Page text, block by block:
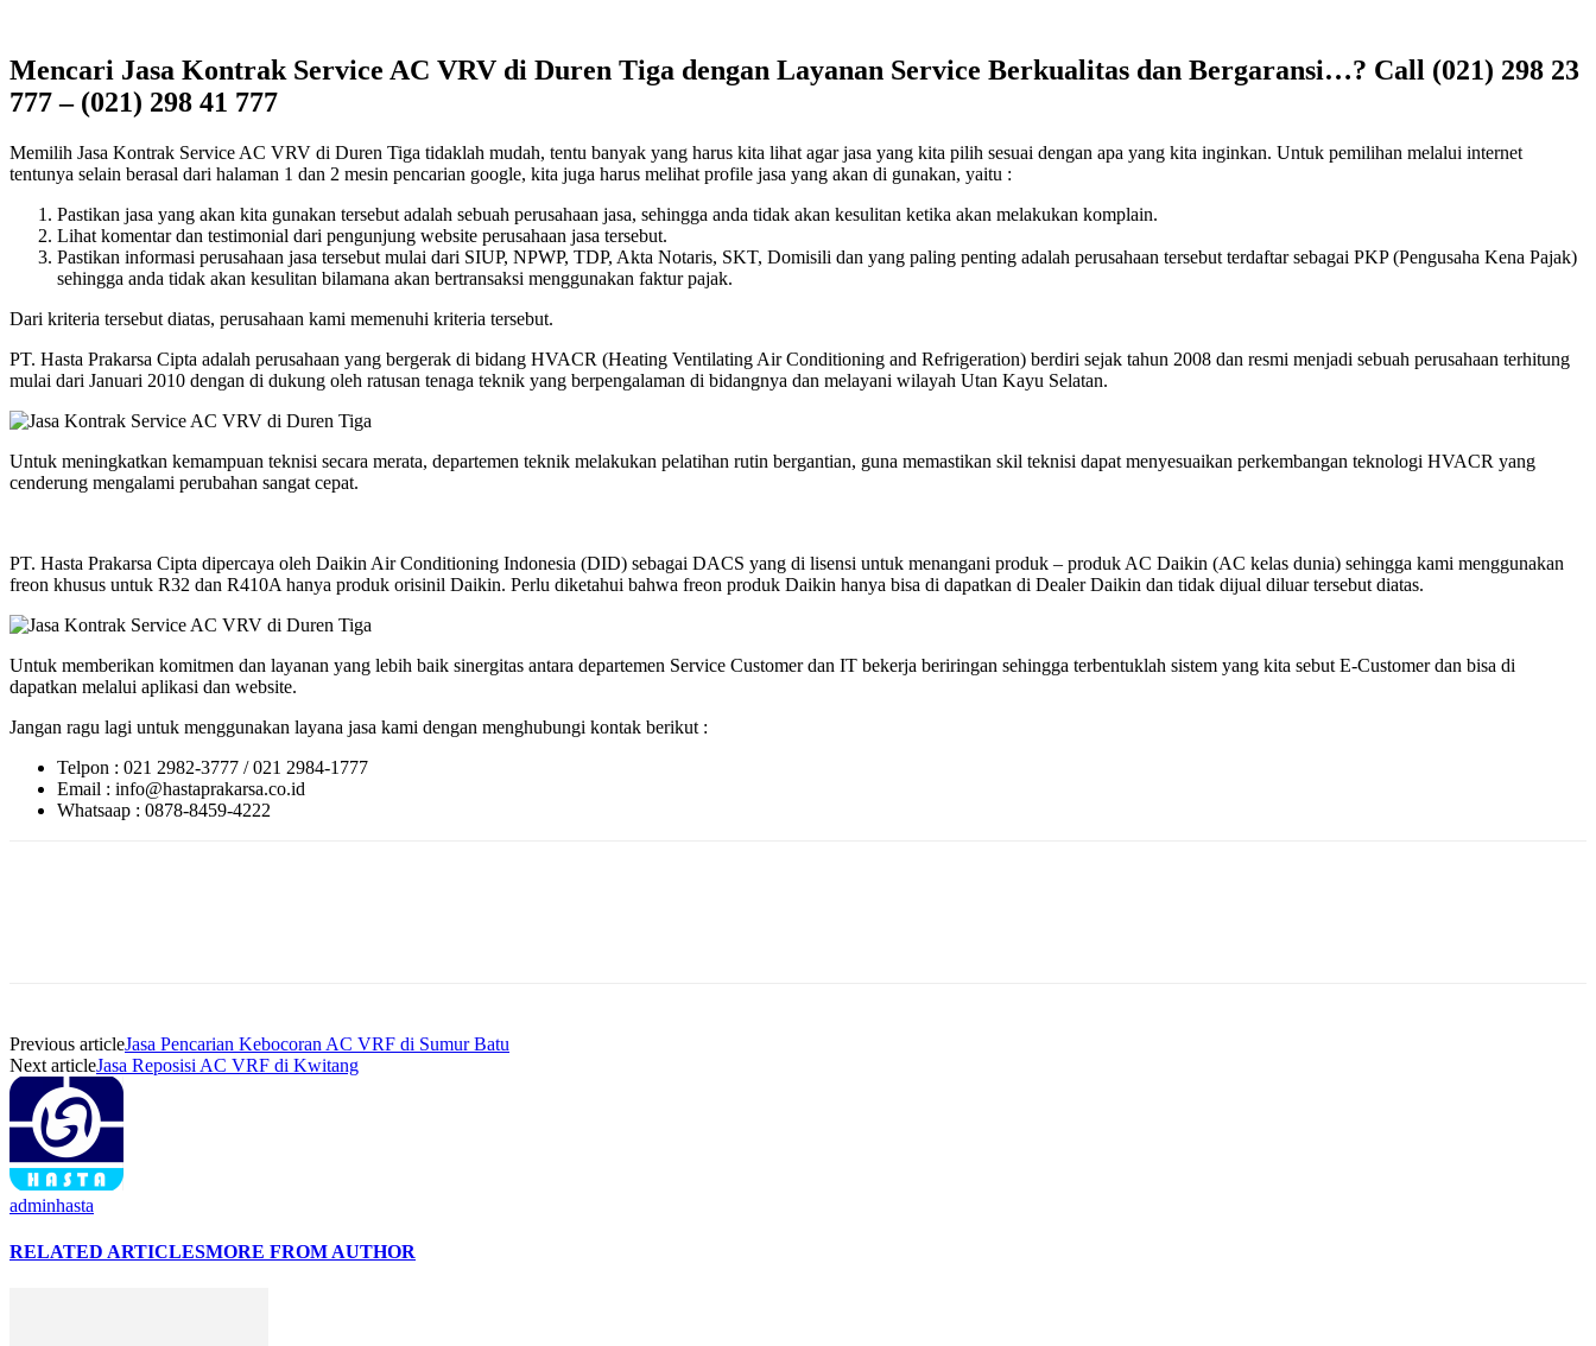
Mencari Jasa Kontrak Service AC VRV di Duren Tiga dengan Layanan Service Berkualitas dan Bergaransi…? Call (021) 298 23
777 – (021) 298 41 777
Memilih Jasa Kontrak Service AC VRV di Duren Tiga tidaklah mudah, tentu banyak yang harus kita lihat agar jasa yang kita pilih sesuai dengan apa yang kita inginkan. Untuk pemilihan melalui internet
tentunya selain berasal dari halaman 1 dan 2 mesin pencarian google, kita juga harus melihat profile jasa yang akan di gunakan, yaitu :
Pastikan jasa yang akan kita gunakan tersebut adalah sebuah perusahaan jasa, sehingga anda tidak akan kesulitan ketika akan melakukan komplain.
Lihat komentar dan testimonial dari pengunjung website perusahaan jasa tersebut.
Pastikan informasi perusahaan jasa tersebut mulai dari SIUP, NPWP, TDP, Akta Notaris, SKT, Domisili dan yang paling penting adalah perusahaan tersebut terdaftar sebagai PKP (Pengusaha Kena Pajak)
sehingga anda tidak akan kesulitan bilamana akan bertransaksi menggunakan faktur pajak.
Dari kriteria tersebut diatas, perusahaan kami memenuhi kriteria tersebut.
PT. Hasta Prakarsa Cipta adalah perusahaan yang bergerak di bidang HVACR (Heating Ventilating Air Conditioning and Refrigeration) berdiri sejak tahun 2008 dan resmi menjadi sebuah perusahaan terhitung
mulai dari Januari 2010 dengan di dukung oleh ratusan tenaga teknik yang berpengalaman di bidangnya dan melayani wilayah Utan Kayu Selatan.
Untuk meningkatkan kemampuan teknisi secara merata, departemen teknik melakukan pelatihan rutin bergantian, guna memastikan skil teknisi dapat menyesuaikan perkembangan teknologi HVACR yang
cenderung mengalami perubahan sangat cepat.
PT. Hasta Prakarsa Cipta dipercaya oleh Daikin Air Conditioning Indonesia (DID) sebagai DACS yang di lisensi untuk menangani produk – produk AC Daikin (AC kelas dunia) sehingga kami menggunakan
freon khusus untuk R32 dan R410A hanya produk orisinil Daikin. Perlu diketahui bahwa freon produk Daikin hanya bisa di dapatkan di Dealer Daikin dan tidak dijual diluar tersebut diatas.
Untuk memberikan komitmen dan layanan yang lebih baik sinergitas antara departemen Service Customer dan IT bekerja beriringan sehingga terbentuklah sistem yang kita sebut E-Customer dan bisa di
dapatkan melalui aplikasi dan website.
Jangan ragu lagi untuk menggunakan layana jasa kami dengan menghubungi kontak berikut :
Telpon : 021 2982-3777 / 021 2984-1777
Email : info@hastaprakarsa.co.id
Whatsaap : 0878-8459-4222
Previous articleJasa Pencarian Kebocoran AC VRF di Sumur Batu
Next articleJasa Reposisi AC VRF di Kwitang
adminhasta
RELATED ARTICLESMORE FROM AUTHOR